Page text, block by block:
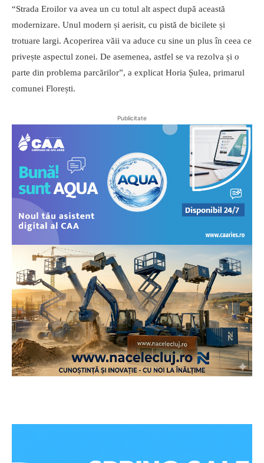
“Strada Eroilor va avea un cu totul alt aspect după această
modernizare. Unul modern și aerisit, cu pistă de bicilete și
trotuare largi. Acoperirea văii va aduce cu sine un plus în ceea ce
privește aspectul zonei. De asemenea, astfel se va rezolva și o
parte din problema parcărilor”, a explicat Horia Șulea, primarul
comunei Florești.
Publicitate